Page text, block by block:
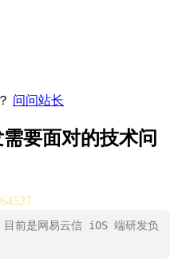
问问站长
要面对的技术问
目前是网易云信 iOS 端研发负